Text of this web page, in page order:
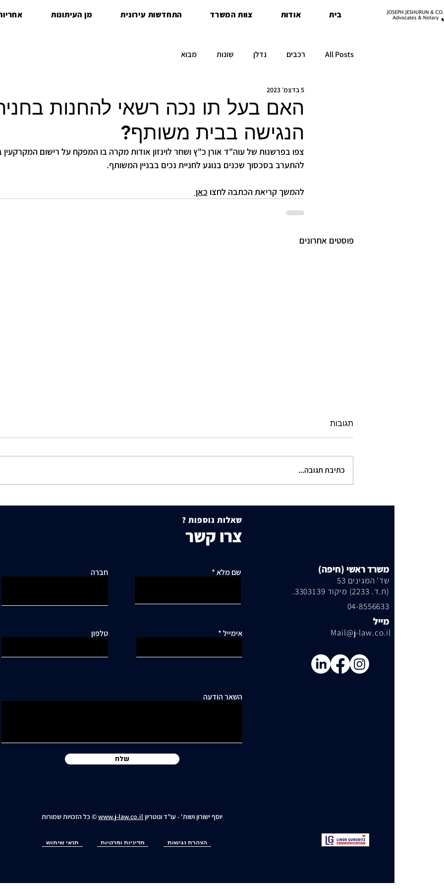
מן העיתונות התחדשות עירונית צוות המשרד אודות בית
All Posts רכבים נדלן שונות מבוא
האם בעל תו נכה רשאי להחנות
הנגישה בבית משותף?
5 בדצמ׳ 2023
צפו בפרשנות של עוה"ד אורן כ"ץ ושחר לוינזון אודות מקרה בו המפקח על רישום המקרקעין
להתערב בסכסוך שכנים בנוגע לחניית נכים בבניין המשותף.
להמשך קריאת הכתבה לחצו כאן
פוסטים אחרונים
תגובות
כתיבת תגובה...
שאלות נוספות ?
צרו קשר
חברה שם מלא
טלפון אימייל
השאר הודעה
שלח
יוסף ישורון ושות' - עו"ד ונוטריוןwww.j-law.co.il© כל הזכויות שמורות
תנאי שימוש מדיניות ופרטיות הצהרת נגישות
משרד ראשי (חיפה)
שד' המגינים 53
(ת.ד. 2233) מיקוד 3303139.
04-8556633
מייל
Mail@j-law.co.il